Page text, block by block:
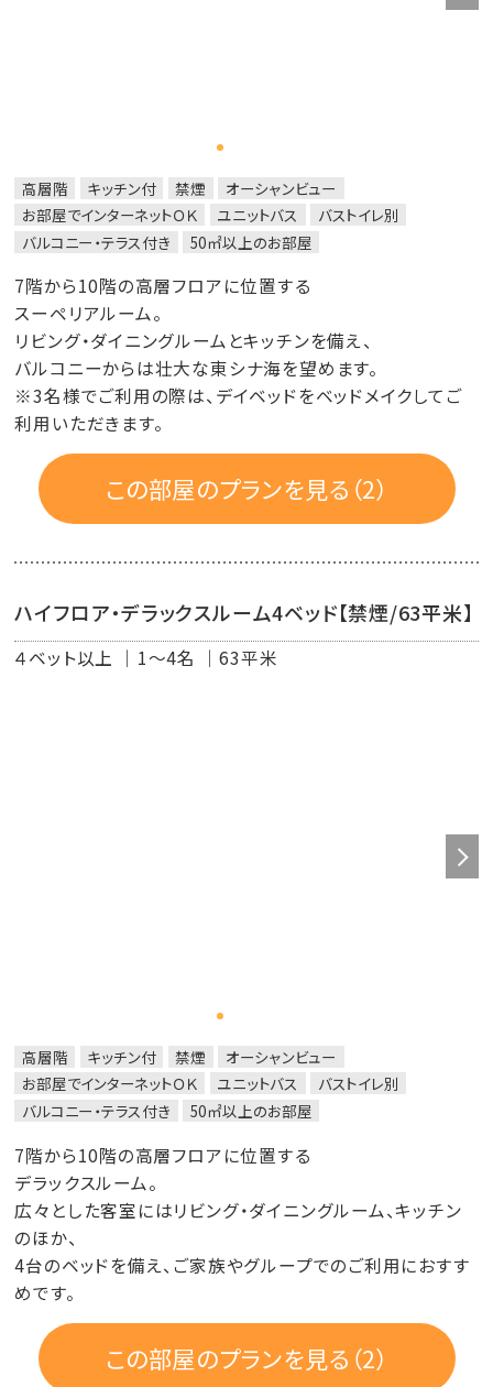
高層階 キッチン付 禁煙
オーシャンビュー
お部屋でインターネットＯＫ
ユニットバス
バストイレ別
バルコニー・テラス付き
50㎡以上のお部屋
7階から10階の高層フロアに位置する
スーペリアルーム。
リビング・ダイニングルームとキッチンを備え、
バルコニーからは壮大な東シナ海を望めます。
※3名様でご利用の際は、デイベッドをベッドメイクしてご
利用いただきます。
この部屋のプランを見る（2）
ハイフロア・デラックスルーム4ベッド【禁煙/63平米】
４ベット以上 1～4名 63平米
高層階 キッチン付 禁煙
オーシャンビュー
お部屋でインターネットＯＫ
ユニットバス
バストイレ別
バルコニー・テラス付き
50㎡以上のお部屋
7階から10階の高層フロアに位置する
デラックスルーム。
広々とした客室にはリビング・ダイニングルーム、キッチン
のほか、
4台のベッドを備え、ご家族やグループでのご利用におすす
めです。
この部屋のプランを見る（2）